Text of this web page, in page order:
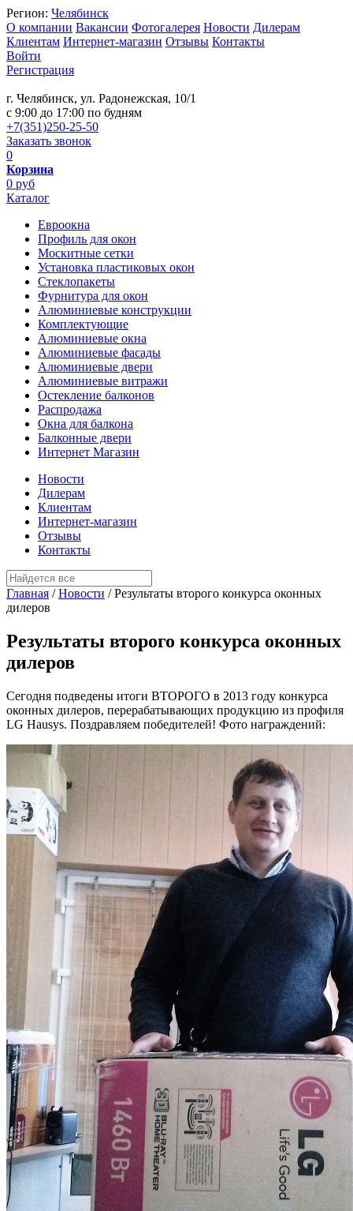
Регион: Челябинск
О компании Вакансии Фотогалерея Новости Дилерам
Клиентам Интернет-магазин Отзывы Контакты
Войти
Регистрация
г. Челябинск, ул. Радонежская, 10/1
c 9:00 до 17:00 по будням
+7(351)250-25-50
Заказать звонок
0
Корзина
0 руб
Каталог
Евроокна
Профиль для окон
Москитные сетки
Установка пластиковых окон
Стеклопакеты
Фурнитура для окон
Алюминиевые конструкции
Комплектующие
Алюминиевые окна
Алюминиевые фасады
Алюминиевые двери
Алюминиевые витражи
Остекление балконов
Распродажа
Окна для балкона
Балконные двери
Интернет Магазин
Новости
Дилерам
Клиентам
Интернет-магазин
Отзывы
Контакты
Главная / Новости /Результаты второго конкурса оконных
дилеров
Результаты второго конкурса оконных
дилеров
Сегодня подведены итоги ВТОРОГО в 2013 году конкурса
оконных дилеров, перерабатывающих продукцию из профиля
LG Hausys. Поздравляем победителей! Фото награждений: